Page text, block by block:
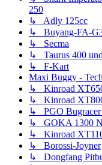
250
↳ Adly 125cc
↳ Buyang-FA-
↳ Secma
↳ Taurus 400
↳ F-Kart
Maxi Buggy -
↳ Kinroad
↳ Kinroad
↳ PGO Bugracer
↳ GOKA 1300
↳ Kinroad
↳ Borossi-Joyner
↳ Dongfang